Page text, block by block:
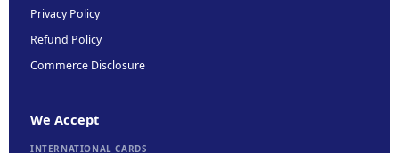
Privacy Policy
Refund Policy
Commerce Disclosure
We Accept
INTERNATIONAL CARDS